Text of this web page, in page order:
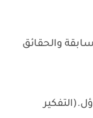
والحقائق